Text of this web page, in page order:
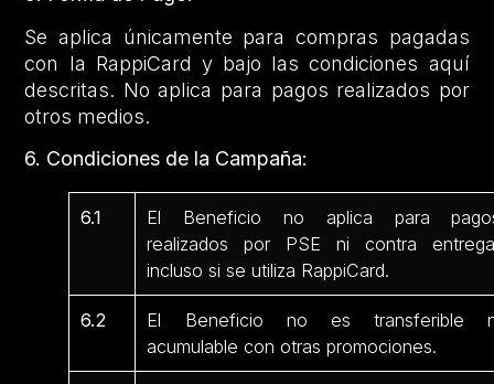
Se aplica únicamente para compras pagadas
con la RappiCard y bajo las condiciones aquí
descritas. No aplica para pagos realizados por
otros medios.
6. Condiciones de la Campaña:
6.1
El Beneficio no aplica para
realizados por PSE ni contra
incluso si se utiliza RappiCard.
6.2
El Beneficio no es transferible
acumulable con otras promociones.